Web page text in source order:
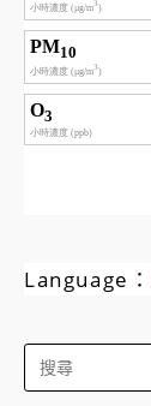
Language：
Search
for: